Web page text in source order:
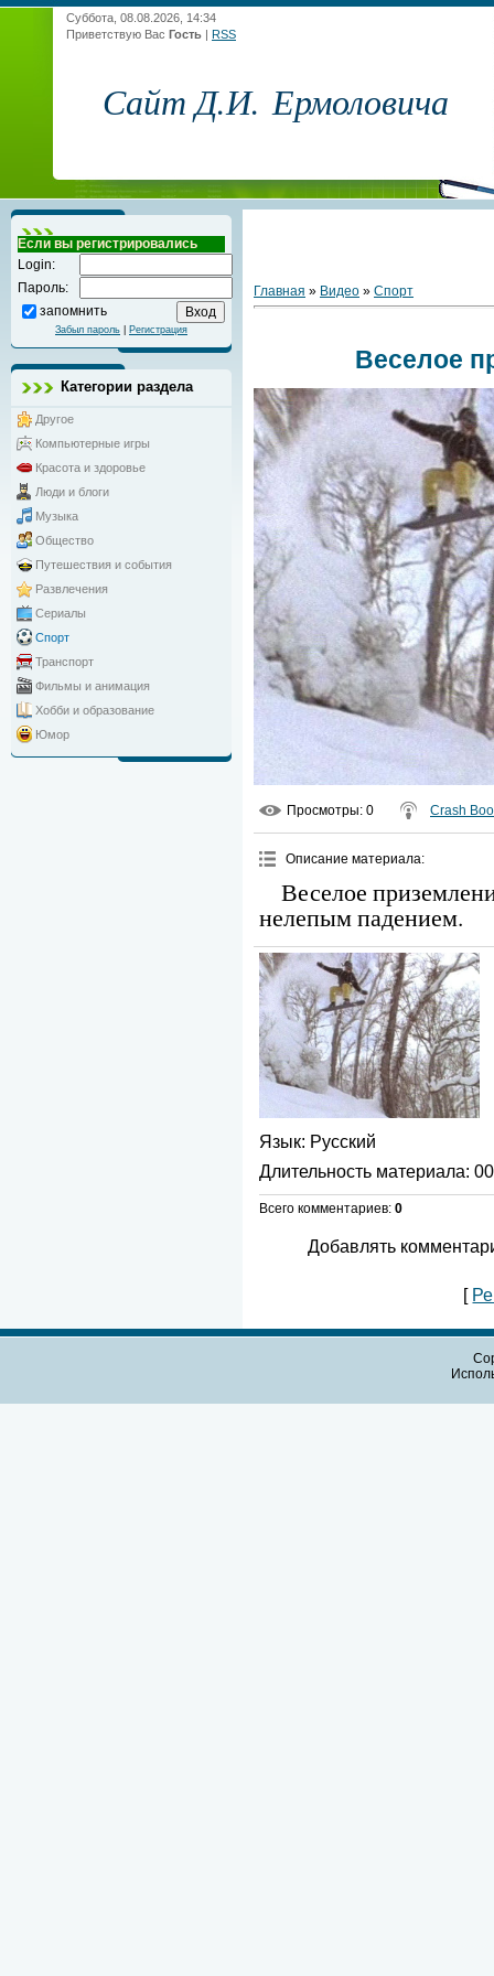
Суббота, 08.08.2026, 14:34
Приветствую Вас Гость | RSS
Сайт Д.И. Ермоловича
Если вы регистрировались
Login:
Пароль:
запомнить
Забыл пароль Регистрация
Категории раздела
Другое
Компьютерные игры
Красота и здоровье
Люди и блоги
Музыка
Общество
Путешествия и события
Развлечения
Сериалы
Спорт
Транспорт
Фильмы и анимация
Хобби и образование
Юмор
Главная » Видео » Спорт
Веселое
Просмотры: 0 Crash
Описание материала:
Веселое
нелепым падением.
Язык: Русский
Длительность материала:
Всего комментариев: 0
Добавлять
[